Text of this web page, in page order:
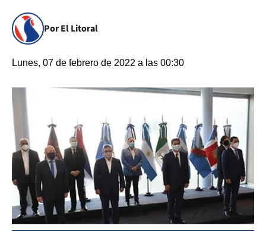
Por El Litoral
Lunes, 07 de febrero de 2022 a las 00:30